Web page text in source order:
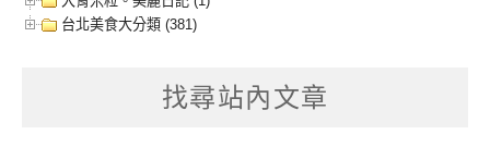
台北美食大分類 (381)
找尋站內文章